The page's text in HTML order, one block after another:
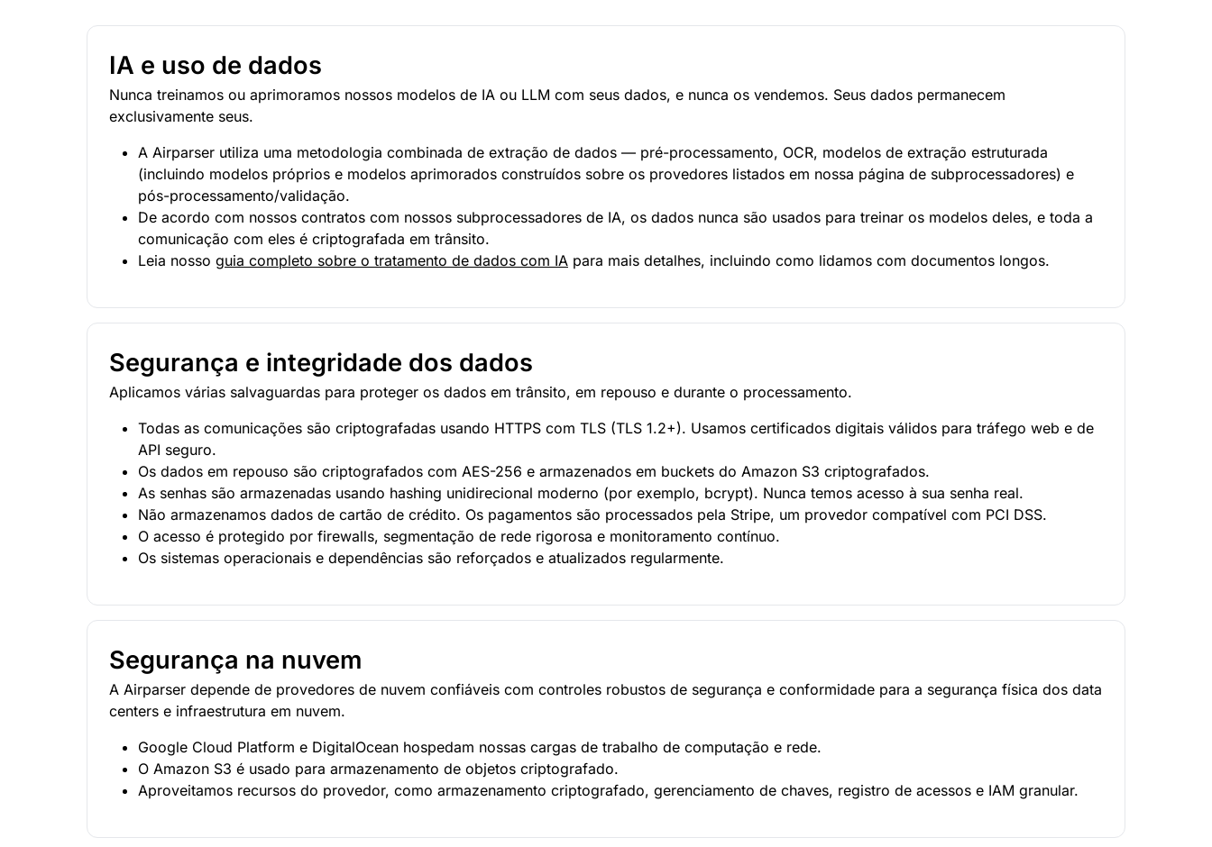
IA e uso de dados
Nunca treinamos ou aprimoramos nossos modelos de IA ou LLM com seus dados, e nunca os vendemos. Seus dados permanecem
exclusivamente seus.
A Airparser utiliza uma metodologia combinada de extração de dados — pré-processamento, OCR, modelos de extração estruturada
(incluindo modelos próprios e modelos aprimorados construídos sobre os provedores listados em nossa página de subprocessadores) e
pós-processamento/validação.
De acordo com nossos contratos com nossos subprocessadores de IA, os dados nunca são usados para treinar os modelos deles, e toda a
comunicação com eles é criptografada em trânsito.
Leia nosso guia completo sobre o tratamento de dados com IA para mais detalhes, incluindo como lidamos com documentos longos.
Segurança e integridade dos dados
Aplicamos várias salvaguardas para proteger os dados em trânsito, em repouso e durante o processamento.
Todas as comunicações são criptografadas usando HTTPS com TLS (TLS 1.2+). Usamos certificados digitais válidos para tráfego web e de
API seguro.
Os dados em repouso são criptografados com AES-256 e armazenados em buckets do Amazon S3 criptografados.
As senhas são armazenadas usando hashing unidirecional moderno (por exemplo, bcrypt). Nunca temos acesso à sua senha real.
Não armazenamos dados de cartão de crédito. Os pagamentos são processados pela Stripe, um provedor compatível com PCI DSS.
O acesso é protegido por firewalls, segmentação de rede rigorosa e monitoramento contínuo.
Os sistemas operacionais e dependências são reforçados e atualizados regularmente.
Segurança na nuvem
A Airparser depende de provedores de nuvem confiáveis com controles robustos de segurança e conformidade para a segurança física dos data
centers e infraestrutura em nuvem.
Google Cloud Platform e DigitalOcean hospedam nossas cargas de trabalho de computação e rede.
O Amazon S3 é usado para armazenamento de objetos criptografado.
Aproveitamos recursos do provedor, como armazenamento criptografado, gerenciamento de chaves, registro de acessos e IAM granular.